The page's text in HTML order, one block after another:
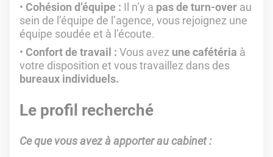
Cohésion d’équipe : Il n’y a pas de turn-over au
sein de l’équipe de l’agence, vous rejoignez une
équipe soudée et à l’écoute.
Confort de travail : Vous avez une cafétéria à
votre disposition et vous travaillez dans des
bureaux individuels.
Le profil recherché
Ce que vous avez à apporter au cabinet :